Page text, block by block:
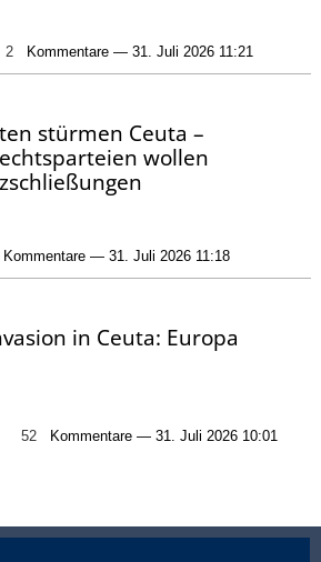
2 Kommentare — 31. Juli 2026 11:21
stürmen Ceuta –
wollen
Kommentare — 31. Juli 2026 11:18
in Ceuta: Europa
52 Kommentare — 31. Juli 2026 10:01